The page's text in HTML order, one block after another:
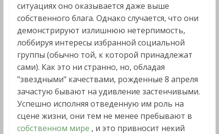
ситуациях оно оказывается даже выше
собственного блага. Однако случается, что они
демонстрируют излишнюю нетерпимость,
лоббируя интересы избранной социальной
группы (обычно той, к которой принадлежат
сами). Как это ни странно, но, обладая
"звездными" качествами, рожденные 8 апреля
зачастую бывают на удивление застенчивыми.
Успешно исполняя отведенную им роль на
сцене жизни, они тем не менее пребывают в
собственном мире , и это привносит некий